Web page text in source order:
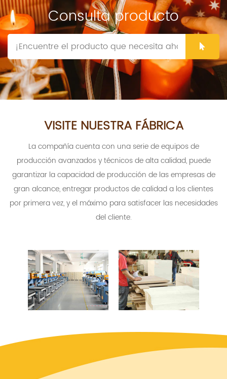
Consulta producto
VISITE NUESTRA FÁBRICA
La compañía cuenta con una serie de equipos de
producción avanzados y técnicos de alta calidad, puede
garantizar la capacidad de producción de las empresas de
gran alcance, entregar productos de calidad a los clientes
por primera vez, y el máximo para satisfacer las necesidades
del cliente.